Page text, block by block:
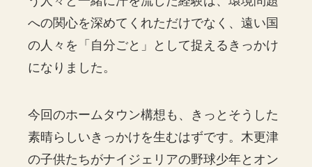
への関心を深めてくれただけでなく、遠い国
の人々を「自分ごと」として捉えるきっかけ
になりました。
今回のホームタウン構想も、きっとそうした
素晴らしいきっかけを生むはずです。木更津
の子供たちがナイジェリアの野球少年とオン